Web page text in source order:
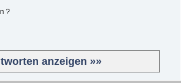
?
anzeigen »»